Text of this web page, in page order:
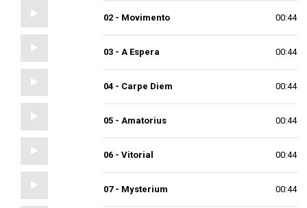
02 - Movimento 00:44
03 - A Espera 00:44
04 - Carpe Diem 00:44
05 - Amatorius 00:44
06 - Vitorial 00:44
07 - Mysterium 00:44